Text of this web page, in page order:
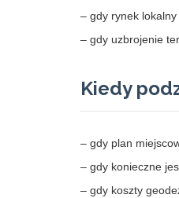
– gdy rynek
– gdy uzbrojenie
Kiedy
– gdy plan
– gdy konieczne
– gdy koszty